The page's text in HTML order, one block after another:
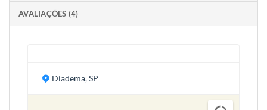
AVALIAÇÕES (4)
Diadema, SP